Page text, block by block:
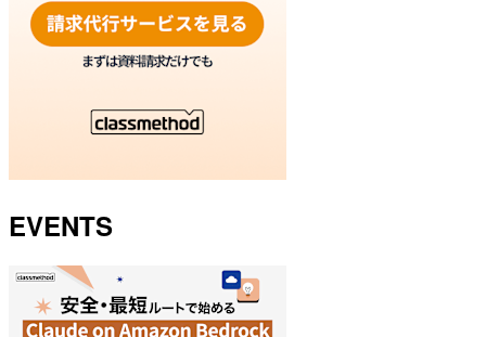
EVENTS